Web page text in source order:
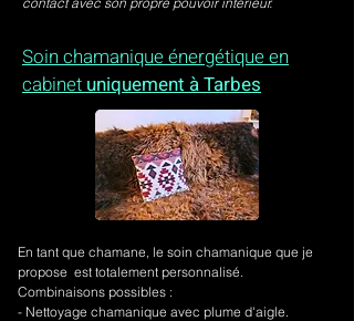
Soin chamanique énergétique en
cabinet uniquement à Tarbes
En tant que chamane, le soin chamanique que je
propose est totalement personnalisé.
Combinaisons possibles :
- Nettoyage chamanique avec plume d'aigle.